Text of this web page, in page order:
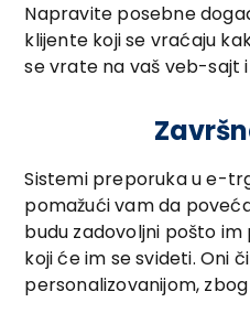
Napravite posebne
klijente koji se vraćaju
se vrate na vaš veb-sajt
Sistemi preporuka u e-
pomažući vam da
budu zadovoljni pošto
koji će im se svideti. Oni
personalizovanijom,